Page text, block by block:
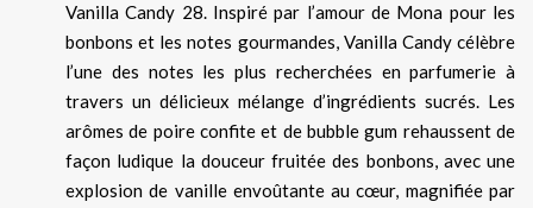
Vanilla Candy 28. Inspiré par l’amour de Mona pour les
bonbons et les notes gourmandes, Vanilla Candy célèbre
l’une des notes les plus recherchées en parfumerie à
travers un délicieux mélange d’ingrédients sucrés. Les
arômes de poire confite et de bubble gum rehaussent de
façon ludique la douceur fruitée des bonbons, avec une
explosion de vanille envoûtante au cœur, magnifiée par